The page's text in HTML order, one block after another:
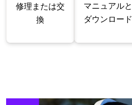
修理または交
換
マニュアルと
ダウンロード